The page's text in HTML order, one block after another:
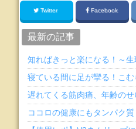
Twitter Facebook
最新の記事
知ればきっと楽になる！～
寝ている間に足が攣る！こ
遅れてくる筋肉痛、年齢のせ
ココロの健康にもタンパク質